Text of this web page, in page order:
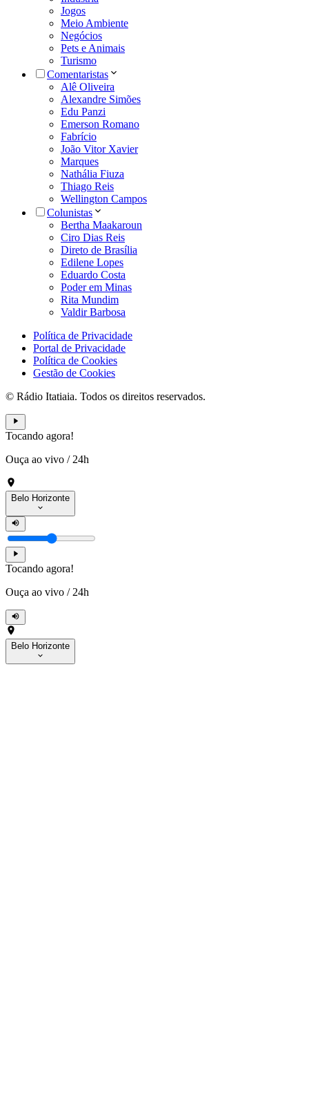
Jogos
Meio Ambiente
Negócios
Pets e Animais
Turismo
Comentaristas
Alê Oliveira
Alexandre Simões
Edu Panzi
Emerson Romano
Fabrício
João Vitor Xavier
Marques
Nathália Fiuza
Thiago Reis
Wellington Campos
Colunistas
Bertha Maakaroun
Ciro Dias Reis
Direto de Brasília
Edilene Lopes
Eduardo Costa
Poder em Minas
Rita Mundim
Valdir Barbosa
Política de Privacidade
Portal de Privacidade
Política de Cookies
Gestão de Cookies
© Rádio Itatiaia. Todos os direitos reservados.
Tocando agora!
Ouça ao vivo / 24h
Belo Horizonte
Tocando agora!
Ouça ao vivo / 24h
Belo Horizonte